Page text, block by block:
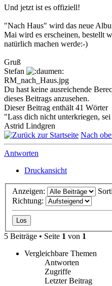
Und jetzt ist es offiziell!
"Nach Haus" wird das neue
Mai wird es erscheinen, bestellt
natürlich machen werde:-)
Gruß
Stefan
RM_nach_Haus.jpg
Du hast keine ausreichende
dieses Beitrags anzusehen.
Dieser Beitrag enthält 41 Wörter
"Lass dich nicht unterkriegen,
Astrid Lindgren
Nach
Antworten
Druckansicht
Anzeigen:
Richtung:
5 Beiträge • Seite 1 von 1
Vergleichbare Themen
Antworten
Zugriffe
Letzter Beitrag